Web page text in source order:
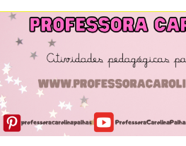
Skip
content